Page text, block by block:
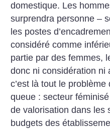
domestique. Les
surprendra personne –
les postes
considéré comme
partie par des femmes,
donc ni considération ni
c’est là tout le
queue : secteur
de valorisation dans les
budgets des